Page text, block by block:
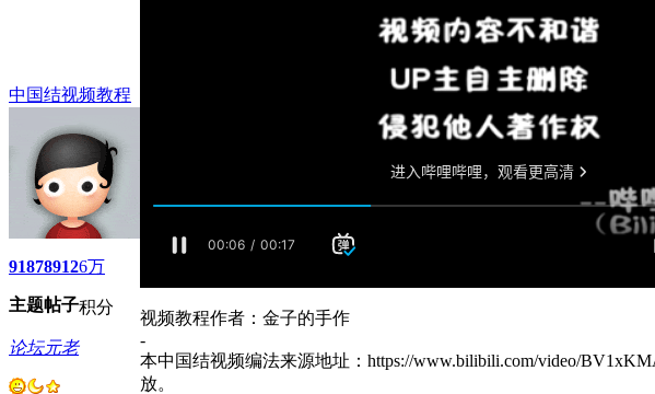
中国结视频教程
9187
主题
8912
帖子
6万
积分
论坛元老
视频教程作者：金子的手作
-
本中国结视频编法来源地址：https://www.bilibili.com/video/
放。